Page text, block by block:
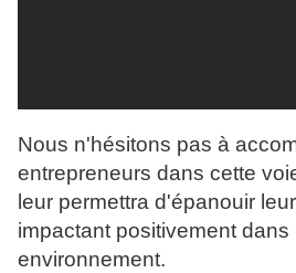
Nous n'hésitons pas à
entrepreneurs dans cette
leur permettra d'épanouir
impactant positivement dans
environnement.